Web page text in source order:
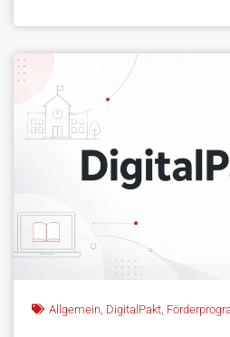
Allgemein DigitalPakt